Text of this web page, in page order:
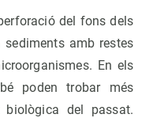
del fons dels
sediments amb restes
En els
poden trobar més
del passat.